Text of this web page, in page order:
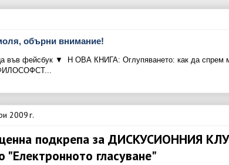
обърни внимание!
във фейсбук ▼ Н ОВА КНИГА: Оглупяването: как да спрем
2009 г.
подкрепа за ДИСКУСИОННИЯ
"Електронното гласуване"